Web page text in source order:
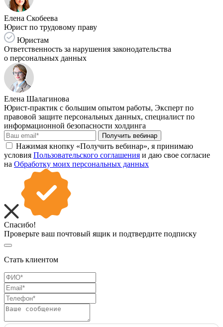
Елена Скобеева
Юрист по трудовому праву
Юристам
Ответственность за нарушения законодательства
о персональных данных
Елена Шалагинова
Юрист-практик с большим опытом работы, Эксперт по
правовой защите персональных данных, специалист по
информационной безопасности холдинга
Получить вебинар
Нажимая кнопку «Получить вебинар», я принимаю
условия Пользовательского соглашения и даю свое согласие
на Обработку моих персональных данных
Спасибо!
Проверьте ваш почтовый ящик и подтвердите подписку
Стать клиентом